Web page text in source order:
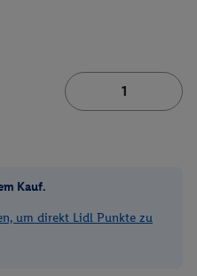
Kauf.
um direkt Lidl Punkte zu